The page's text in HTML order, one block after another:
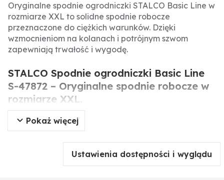
Oryginalne spodnie ogrodniczki STALCO Basic Line w
rozmiarze XXL to solidne spodnie robocze
przeznaczone do ciężkich warunków. Dzięki
wzmocnieniom na kolanach i potrójnym szwom
zapewniają trwałość i wygodę.
STALCO Spodnie ogrodniczki Basic Line
S-47872 – Oryginalne spodnie robocze w
rozmiarze XXL.
Oryginalne spodnie ogrodniczki STALCO Basic Line
to profesjonalne spodnie robocze przeznaczone do
pracy w rolnictwie, budownictwie i przemyśle.
Wykonane z mieszanki poliestru i bawełny,
zapewniają wygodę i trwałość. Ich solidna
Pokaż więcej
Ustawienia dostępności i wyglądu